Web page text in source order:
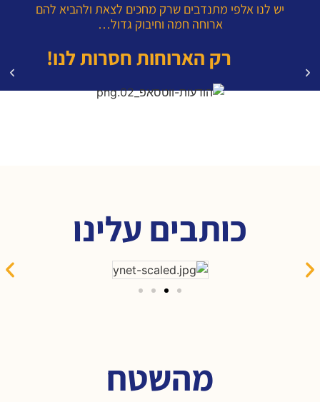
יש לנו אלפי מתנדבים שרק מחכים לצאת ולהביא להם
ארוחה חמה וחיבוק גדול…
רק הארוחות חסרות לנו!
כותבים עלינו
מהשטח